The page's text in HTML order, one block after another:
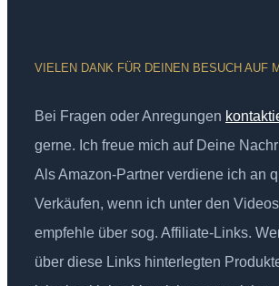
VIELEN DANK FÜR DEINEN BESUCH AUF
Bei Fragen oder Anregungen
gerne. Ich freue mich auf Deine
Als Amazon-Partner verdiene ich an
Verkäufen, wenn ich unter den
empfehle über sog. Affiliate-Links.
über diese Links hinterlegten